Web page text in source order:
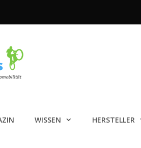
WISSEN HERSTELLER